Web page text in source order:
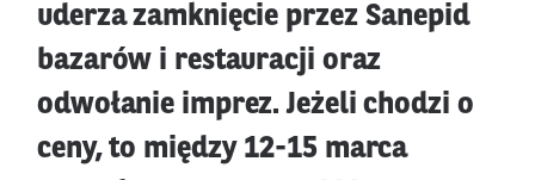
uderza zamknięcie przez Sanepid
bazarów i restauracji oraz
odwołanie imprez. Jeżeli chodzi o
ceny, to między 12-15 marca